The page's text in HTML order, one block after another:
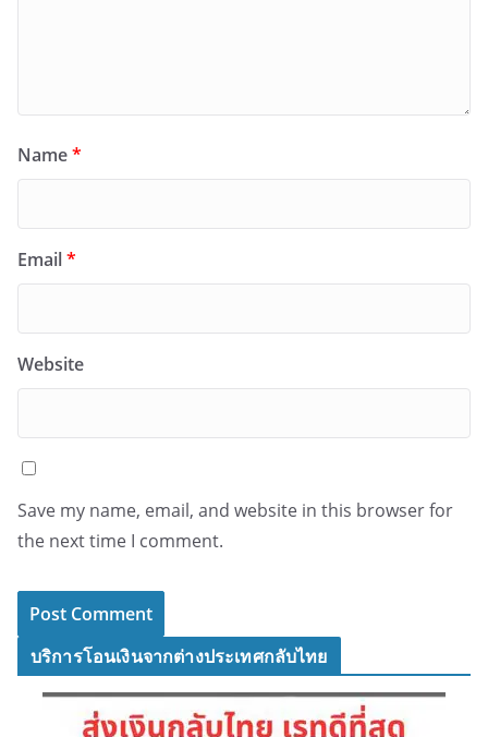
Name*
Email*
Website
Save my name, email, and website in this browser for
the next time I comment.
บริการโอนเงินจากต่างประเทศกลับไทย